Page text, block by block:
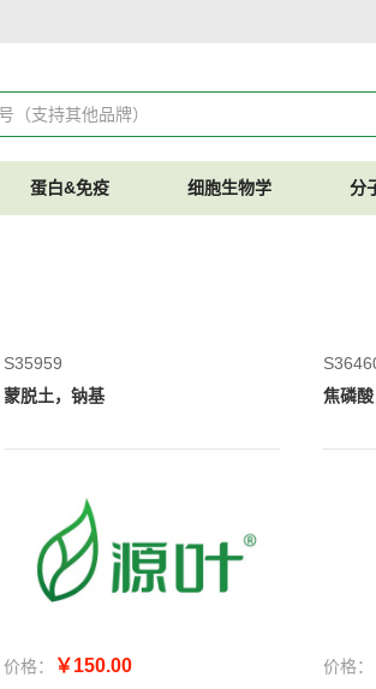
蛋白&免疫 细胞生物学 分
S35959
蒙脱土，钠基
价格： ￥150.00
焦磷
价格：